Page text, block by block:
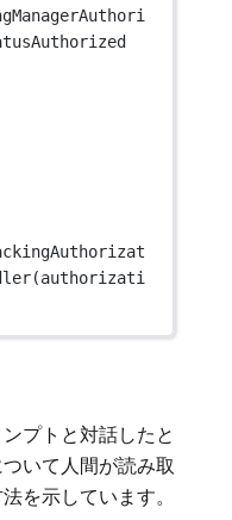
(authorizati
プトと対話したと
いて人間が読み取
を示しています。